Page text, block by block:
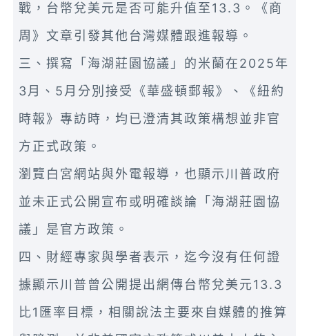
戰，台幣兌美元是否可能升值至13.3。《商
周》文章引發其他台灣媒體跟進報導。
三、撰寫「海湖莊園協議」的米蘭在2025年
3月、5月分別接受《華盛頓郵報》、《紐約
時報》專訪時，均已澄清其政策構想並非官
方正式政策。
瀏覽白宮網站與外電報導，也顯示川普政府
並未正式公開宣布或明確談論「海湖莊園協
議」是官方政策。
四、財經專家與學者表示，迄今沒有任何證
據顯示川普曾公開提出網傳台幣兌美元13.3
比1匯率目標，相關說法主要來自媒體的推算